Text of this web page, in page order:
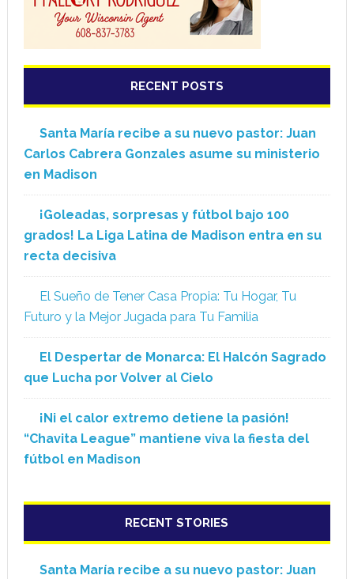
RECENT POSTS
Santa María recibe a su nuevo pastor: Juan
Carlos Cabrera Gonzales asume su ministerio
en Madison
¡Goleadas, sorpresas y fútbol bajo 100
grados! La Liga Latina de Madison entra en su
recta decisiva
El Sueño de Tener Casa Propia: Tu Hogar, Tu
Futuro y la Mejor Jugada para Tu Familia
El Despertar de Monarca: El Halcón Sagrado
que Lucha por Volver al Cielo
¡Ni el calor extremo detiene la pasión!
“Chavita League” mantiene viva la fiesta del
fútbol en Madison
RECENT STORIES
Santa María recibe a su nuevo pastor: Juan